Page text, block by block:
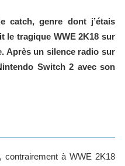
catch, genre dont j’étais
le tragique WWE 2K18 sur
Après un silence radio sur
Switch 2 avec son
contrairement à WWE 2K18